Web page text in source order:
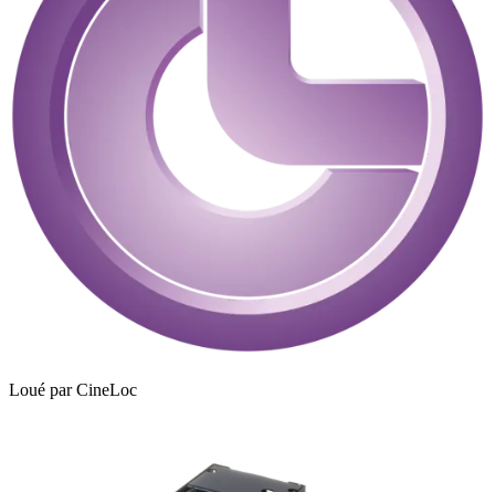
Loué parCineLoc